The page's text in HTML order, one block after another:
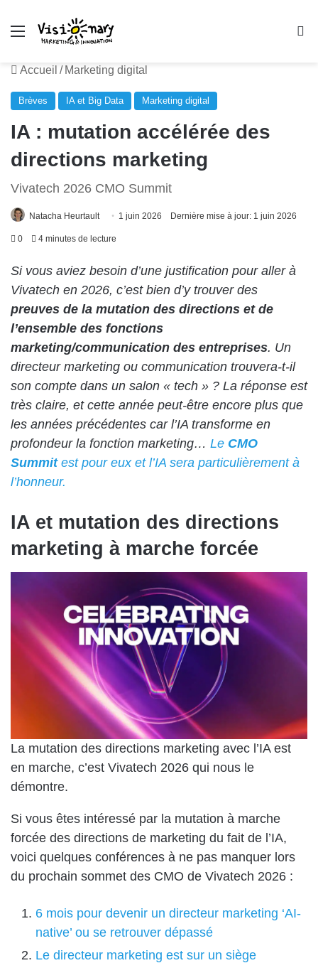
Menu
Accueil / Marketing digital
Brèves IA et Big Data Marketing digital
IA : mutation accélérée des
directions marketing
Vivatech 2026 CMO Summit
Natacha Heurtault 1 juin 2026 Dernière mise à jour: 1 juin 2026
0 4 minutes de lecture
Si vous aviez besoin d’une justification pour aller à
Vivatech en 2026, c’est bien d’y trouver des
preuves de la mutation des directions et de
l’ensemble des fonctions
marketing/communication des entreprises. Un
directeur marketing ou communication trouvera-t-il
son compte dans un salon « tech » ? La réponse est
très claire, et cette année peut-être encore plus que
les années précédentes car l’IA transforme en
profondeur la fonction marketing… Le CMO
Summitest pour eux et l’IA sera particulièrement à
l’honneur.
IA et mutation des directions
marketing à marche forcée
La mutation des directions marketing avec l’IA est
en marche, c’est Vivatech 2026 qui nous le
démontre.
Si vous êtes intéressé par la mutation à marche
forcée des directions de marketing du fait de l’IA,
voici quelques conférences à ne pas manquer lors
du prochain sommet des CMO de Vivatech 2026 :
6 mois pour devenir un directeur marketing ‘AI-
native’ ou se retrouver dépassé
Le directeur marketing est sur un siège